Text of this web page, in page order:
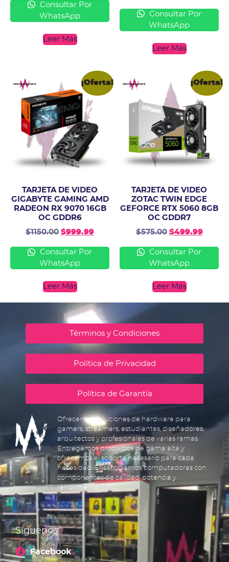
Consultar Por
WhatsApp
Leer Más
Consultar Por
WhatsApp
Leer Más
¡Oferta!
TARJETA DE VIDEO
GIGABYTE GAMING AMD
RADEON RX 9070 16GB
OC GDDR6
$1150.00 $999.99
Consultar Por
WhatsApp
Leer Más
¡Oferta!
TARJETA DE VIDEO
ZOTAC TWIN EDGE
GEFORCE RTX 5060 8GB
OC GDDR7
$575.00 $499.99
Consultar Por
WhatsApp
Leer Más
Términos y Condiciones
Política de Privacidad
Política de Garantía
Ofrecemos soluciones de hardware para
gamers, streamers, estudiantes, diseñadores,
arquitectos y profesionales de varias ramas.
Entregamos productos de gama alta y
ofrecemos el soporte necesario para cada
necesidad. Ensamblamos computadoras con
componentes de calidad, potencia y
rendimiento.
Síguenos
Facebook